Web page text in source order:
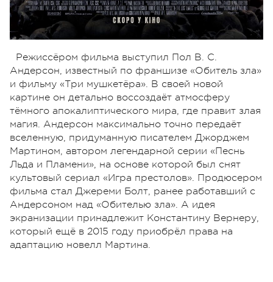
Режиссёром фильма выступил Пол В. С.
Андерсон, известный по франшизе «Обитель зла»
и фильму «Три мушкетёра». В своей новой
картине он детально воссоздаёт атмосферу
тёмного апокалиптического мира, где правит злая
магия. Андерсон максимально точно передаёт
вселенную, придуманную писателем Джорджем
Мартином, автором легендарной серии «Песнь
Льда и Пламени», на основе которой был снят
культовый сериал «Игра престолов». Продюсером
фильма стал Джереми Болт, ранее работавший с
Андерсоном над «Обителью зла». А идея
экранизации принадлежит Константину Вернеру,
который ещё в 2015 году приобрёл права на
адаптацию новелл Мартина.